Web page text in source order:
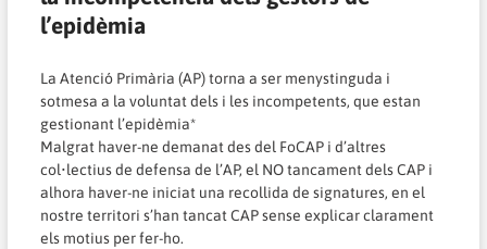
l’epidèmia
La Atenció Primària (AP) torna a ser menystinguda i
sotmesa a la voluntat dels i les incompetents, que estan
gestionant l’epidèmia*
Malgrat haver-ne demanat des del FoCAP i d’altres
col•lectius de defensa de l’AP, el NO tancament dels CAP i
alhora haver-ne iniciat una recollida de signatures, en el
nostre territori s’han tancat CAP sense explicar clarament
els motius per fer-ho.